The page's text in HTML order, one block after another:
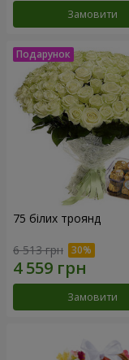
Замовити
75 білих троянд
6 513 грн
Замовити